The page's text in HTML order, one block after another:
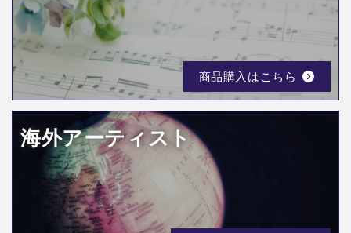
商品購入はこちら
海外アーティスト